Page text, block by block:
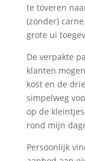
te toveren
(zonder)
grote ui
De verpakte
klanten
kost en de
simpelweg
op de
rond mijn
Persoonlijk